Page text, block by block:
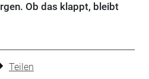
Ob das klappt, bleibt
Teilen